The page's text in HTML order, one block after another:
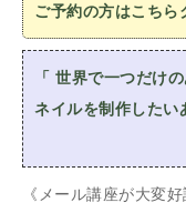
ご予約の方はこちら
「 世界で一つだけ
ネイルを制作したい
《メール講座が大変好